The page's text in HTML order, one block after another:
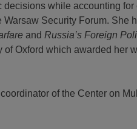
while accounting
Warsaw Security Forum.
and Russia’s Foreign
of Oxford which awarded
of the Center on